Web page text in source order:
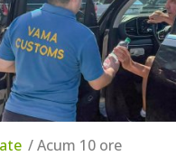
/ Acum 10 ore